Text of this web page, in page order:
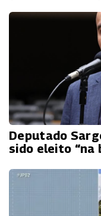
Deputado
sido eleito “na